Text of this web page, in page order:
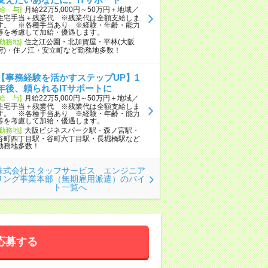
与] 月給22万5,000円～50万円＋地域／
宅手当＋残業代 ※残業代は全額支給しま
。 ※各種手当あり ※経験・年齢・能力
を考慮して加給・優遇します。
務地] 住之江公園・北加賀屋・平林(大阪
)・住ノ江・安立町など勤務地多数！
事務経験を活かすステップUP】1
後、頼られるITサポートに
与] 月給22万5,000円～50万円＋地域／
宅手当＋残業代 ※残業代は全額支給しま
。 ※各種手当あり ※経験・年齢・能力
を考慮して加給・優遇します。
務地] 大阪ビジネスパーク駅・森ノ宮駅・
町四丁目駅・谷町六丁目駅・長堀橋駅など
務地多数！
式会社スタッフサービス エンジニア
ング事業本部（無期雇用派遣）のバイ
ト一覧へ
募する